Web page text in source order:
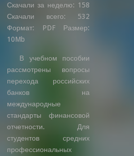
Скачали за неделю: 158
Скачали всего: 532
Формат: PDF Размер:
10Mb
В учебном пособии
рассмотрены вопросы
перехода российских
банков на
международные
стандарты финансовой
отчетности. Для
студентов средних
профессиональных